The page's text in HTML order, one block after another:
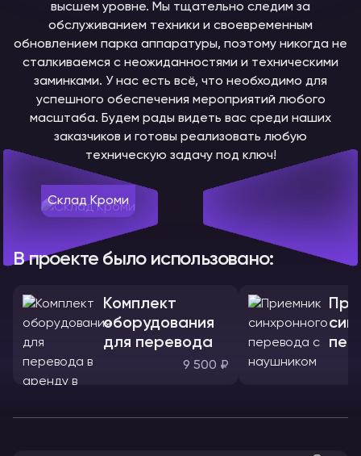
высшем уровне. Мы тщательно следим за
обслуживанием техники и своевременным
обновлением парка аппаратуры, поэтому никогда не
сталкиваемся с неожиданностями и техническими
заминками. У нас есть всё, что необходимо для
успешного обеспечения мероприятий любого
масштаба. Будем рады видеть вас среди наших
заказчиков и готовы реализовать любую
техническую задачу под ключ!
Склад Кроми
В проекте было использовано:
Комплект
оборудования
для перевода
9 500 ₽